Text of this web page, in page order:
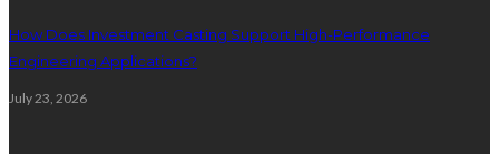
How Does Investment Casting Support High-Performance
Engineering Applications?
July 23, 2026